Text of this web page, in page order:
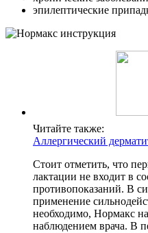
эпилептические
Читайте также:
Аллергический
Стоит отметить, что
лактации не входит в
противопоказаний. В
применение
необходимо, Нормакс
наблюдением врача. В